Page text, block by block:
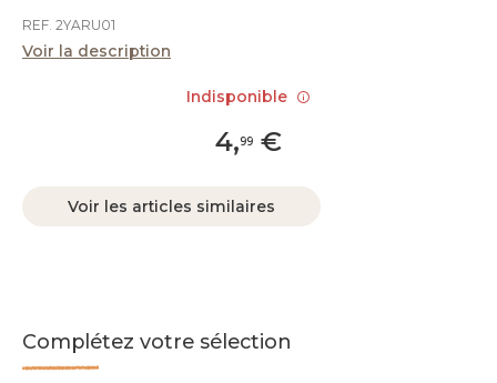
REF. 2YARU01
Voir la description
4,99 €
Voir les articles similaires
Complétez votre sélection